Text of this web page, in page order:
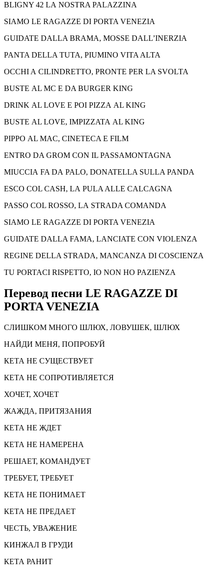
BLIGNY 42 LA NOSTRA PALAZZINA
SIAMO LE RAGAZZE DI PORTA VENEZIA
GUIDATE DALLA BRAMA, MOSSE DALL’INERZIA
PANTA DELLA TUTA, PIUMINO VITA ALTA
OCCHI A CILINDRETTO, PRONTE PER LA SVOLTA
BUSTE AL MC E DA BURGER KING
DRINK AL LOVE E POI PIZZA AL KING
BUSTE AL LOVE, IMPIZZATA AL KING
PIPPO AL MAC, CINETECA E FILM
ENTRO DA GROM CON IL PASSAMONTAGNA
MIUCCIA FA DA PALO, DONATELLA SULLA PANDA
ESCO COL CASH, LA PULA ALLE CALCAGNA
PASSO COL ROSSO, LA STRADA COMANDA
SIAMO LE RAGAZZE DI PORTA VENEZIA
GUIDATE DALLA FAMA, LANCIATE CON VIOLENZA
REGINE DELLA STRADA, MANCANZA DI COSCIENZA
TU PORTACI RISPETTO, IO NON HO PAZIENZA
Перевод песни LE RAGAZZE DI
PORTA VENEZIA
СЛИШКОМ МНОГО ШЛЮХ, ЛОВУШЕК, ШЛЮХ
НАЙДИ МЕНЯ, ПОПРОБУЙ
КЕТА НЕ СУЩЕСТВУЕТ
КЕТА НЕ СОПРОТИВЛЯЕТСЯ
ХОЧЕТ, ХОЧЕТ
ЖАЖДА, ПРИТЯЗАНИЯ
КЕТА НЕ ЖДЕТ
КЕТА НЕ НАМЕРЕНА
РЕШАЕТ, КОМАНДУЕТ
ТРЕБУЕТ, ТРЕБУЕТ
КЕТА НЕ ПОНИМАЕТ
КЕТА НЕ ПРЕДАЕТ
ЧЕСТЬ, УВАЖЕНИЕ
КИНЖАЛ В ГРУДИ
КЕТА РАНИТ